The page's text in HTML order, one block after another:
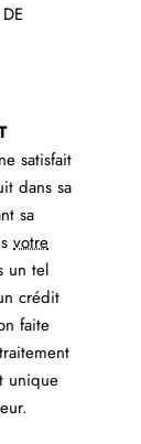
satisfait
dans sa
sa
votre
un tel
crédit
faite
unique